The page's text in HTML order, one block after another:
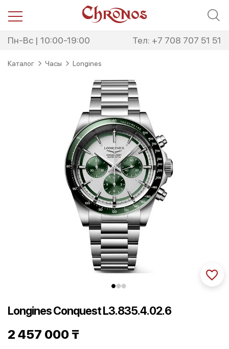
Пн-Вс | 10:00-19:00 Тел: +7 708 707 51 51
Каталог Часы Longines
Longines Conquest L3.835.4.02.6
2 457 000 ₸